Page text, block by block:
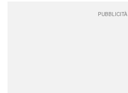
PUBBLICITÀ